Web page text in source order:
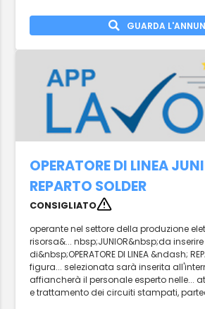
GUARDA
OPERATORE DI LINEA
REPARTO SOLDER
CONSIGLIATO
operante nel settore della produzione
risorsa&... nbsp;JUNIOR&nbsp;da
di&nbsp;OPERATORE DI LINEA &ndash;
figura... selezionata sarà inserita
affiancherà il personale esperto nelle...
e trattamento dei circuiti stampati,